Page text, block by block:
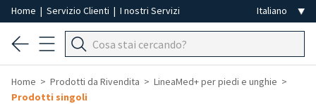
Home | Servizio Clienti | I nostri Servizi
Home Prodotti da Rivendita
LineaMed+ per piedi e unghie
Prodotti singoli